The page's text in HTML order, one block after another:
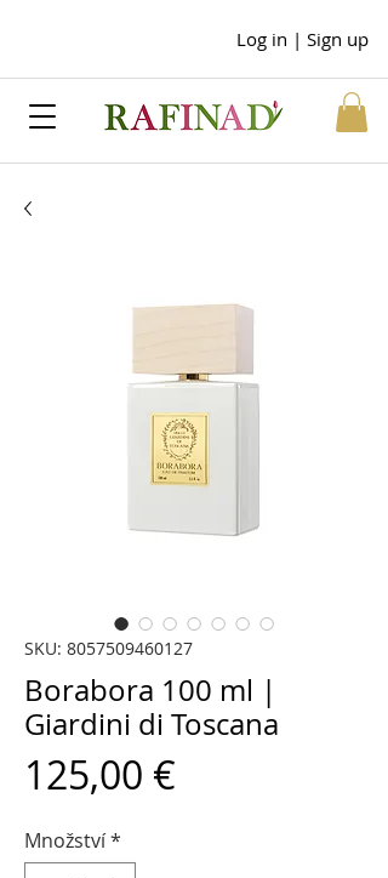
Log in | Sign up
SKU: 8057509460127
Borabora 100 ml |
Giardini di Toscana
125,00 €
Množství*